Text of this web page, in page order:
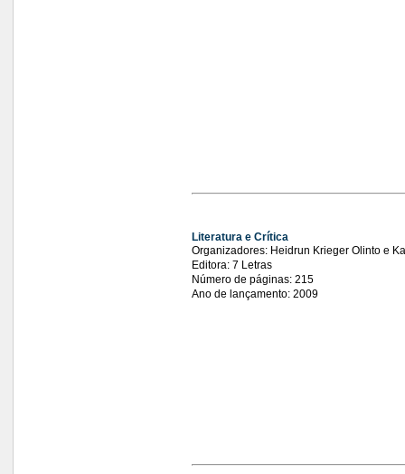
Literatura e Crítica
Organizadores: Heidrun Krieger Olinto e
Editora: 7 Letras
Número de páginas: 215
Ano de lançamento: 2009